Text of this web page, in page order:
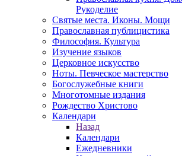
Рукоделие
Святые места. Иконы. Мощи
Православная публицистика
Философия. Культура
Изучение языков
Церковное искусство
Ноты. Певческое мастерство
Богослужебные книги
Многотомные издания
Рождество Христово
Календари
Назад
Календари
Ежедневники